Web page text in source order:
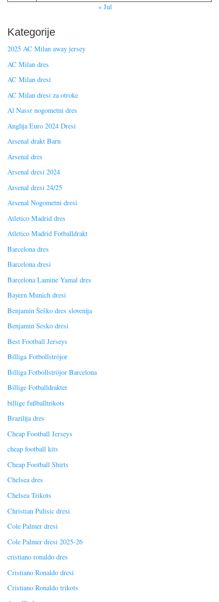
« Jul
Kategorije
2025 AC Milan away jersey
AC Milan dres
AC Milan dresi
AC Milan dresi za otroke
Al Nassr nogometni dres
Anglija Euro 2024 Dresi
Arsenal drakt Barn
Arsenal dres
Arsenal dresi 2024
Arsenal dresi 24/25
Arsenal Nogometni dresi
Atletico Madrid dres
Atletico Madrid Fotballdrakt
Barcelona dres
Barcelona dresi
Barcelona Lamine Yamal dres
Bayern Munich dresi
Benjamin Šeško dres slovenija
Benjamin Sesko dresi
Best Football Jerseys
Billiga Fotbollströjor
Billiga Fotbollströjor Barcelona
Billige Fotballdrakter
billige fußballtrikots
Brazilija dres
Cheap Football Jerseys
cheap football kits
Cheap Football Shirts
Chelsea dres
Chelsea Trikots
Christian Pulisic dresi
Cole Palmer dresi
Cole Palmer dresi 2025-26
cristiano ronaldo dres
Cristiano Ronaldo dresi
Cristiano Ronaldo trikots